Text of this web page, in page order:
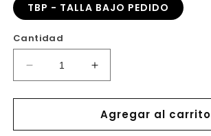
TBP - TALLA BAJO PEDIDO
Cantidad
Reducir
cantidad
para
GABARDINA
HOMBRE
Aumentar
cantidad
para
GABARDINA
HOMBRE
Agregar al carrito